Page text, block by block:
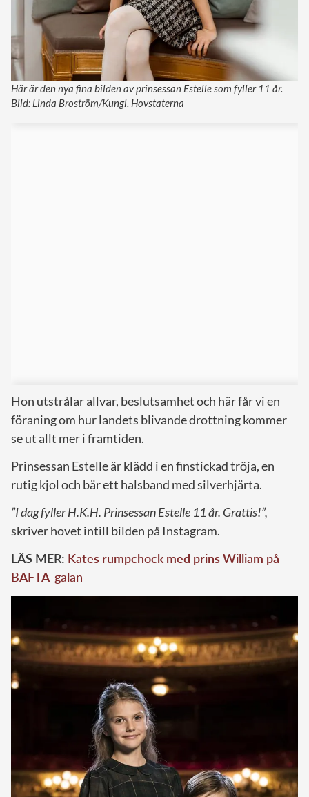
Här är den nya fina bilden av prinsessan Estelle som fyller 11 år.
Bild: Linda Broström/Kungl. Hovstaterna
Hon utstrålar allvar, beslutsamhet och här får vi en
föraning om hur landets blivande drottning kommer
se ut allt mer i framtiden.
Prinsessan Estelle är klädd i en finstickad tröja, en
rutig kjol och bär ett halsband med silverhjärta.
”I dag fyller H.K.H. Prinsessan Estelle 11 år. Grattis!”,
skriver hovet intill bilden på Instagram.
LÄS MER: Kates rumpchock med prins William på
BAFTA-galan